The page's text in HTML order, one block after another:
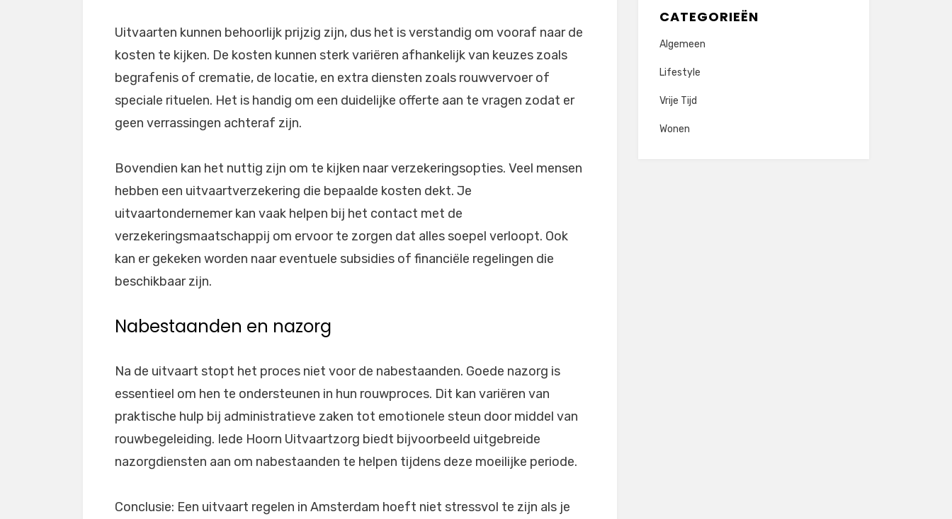
Uitvaarten kunnen behoorlijk prijzig zijn, dus het is verstandig om vooraf naar de
kosten te kijken. De kosten kunnen sterk variëren afhankelijk van keuzes zoals
begrafenis of crematie, de locatie, en extra diensten zoals rouwvervoer of
speciale rituelen. Het is handig om een duidelijke offerte aan te vragen zodat er
geen verrassingen achteraf zijn.
Bovendien kan het nuttig zijn om te kijken naar verzekeringsopties. Veel mensen
hebben een uitvaartverzekering die bepaalde kosten dekt. Je
uitvaartondernemer kan vaak helpen bij het contact met de
verzekeringsmaatschappij om ervoor te zorgen dat alles soepel verloopt. Ook
kan er gekeken worden naar eventuele subsidies of financiële regelingen die
beschikbaar zijn.
Nabestaanden en nazorg
Na de uitvaart stopt het proces niet voor de nabestaanden. Goede nazorg is
essentieel om hen te ondersteunen in hun rouwproces. Dit kan variëren van
praktische hulp bij administratieve zaken tot emotionele steun door middel van
rouwbegeleiding. Iede Hoorn Uitvaartzorg biedt bijvoorbeeld uitgebreide
nazorgdiensten aan om nabestaanden te helpen tijdens deze moeilijke periode.
Conclusie: Een uitvaart regelen in Amsterdam hoeft niet stressvol te zijn als je
CATEGORIEËN
Algemeen
Lifestyle
Vrije Tijd
Wonen